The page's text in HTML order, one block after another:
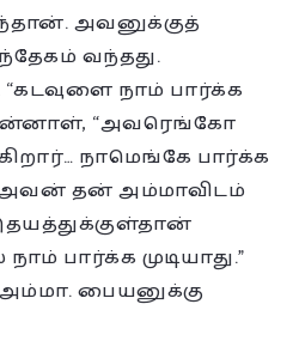
அவனுக்குத்
வந்தது.
நாம் பார்க்க
“அவரெங்கோ
நாமெங்கே பார்க்க
அவன் தன் அம்மாவிடம்
பார்க்க முடியாது.”
பையனுக்கு